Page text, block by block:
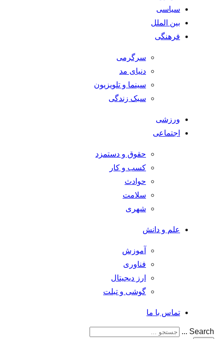
سیاسی
بین الملل
فرهنگی
سرگرمی
دنیای مد
سینما و تلویزیون
سبک زندگی
ورزشی
اجتماعی
حقوق و دستمزد
کسب و کار
حوادث
سلامت
شهری
علم و دانش
آموزش
فناوری
ارز دیجیتال
گوشی و تبلت
تماس با ما
Search ...